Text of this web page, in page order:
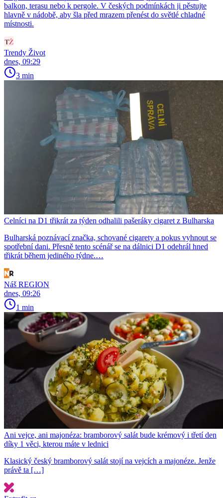
balkon, terasu nebo k pergole. V českých podmínkách ji pěstujte
hlavně v nádobě, aby šla před mrazem přenést do světlé chladné
místnosti.
Trendy Život
dnes, 09:29
3 min
Celníci na D1 třikrát za týden odhalili pašeráky cigaret z Bulharska
Bulharská poznávací značka, schované cigarety a pokus vyhnout se
spotřební dani. Přesně tento scénář se na dálnici D1 odehrál hned
třikrát během jediného týdne.…
Náš REGION
dnes, 09:26
1 min
Ani vejce, ani majonéza: bramborový salát bude krémový i třetí den
díky 1 věci, kterou máte v lednici
Klasický český bramborový salát stojí na vejcích a majonéze. Jenže
právě ta […]